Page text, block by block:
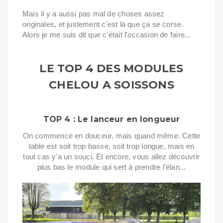
Mais il y a aussi pas mal de choses assez
originales, et justement c'est là que ça se corse.
Alors je me suis dit que c'était l'occasion de faire...
LE TOP 4 DES MODULES
CHELOU A SOISSONS
TOP 4 : Le lanceur en longueur
On commence en douceur, mais quand même. Cette
table est soit trop basse, soit trop longue, mais en
tout cas y'a un souci. Et encore, vous allez découvrir
plus bas le module qui sert à prendre l'élan...